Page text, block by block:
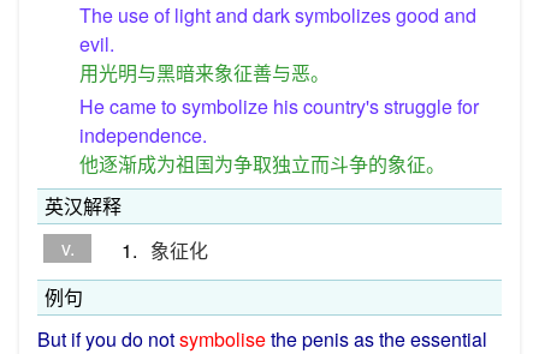
The use of light and dark symbolizes good and
evil.
用光明与黑暗来象征善与恶。
He came to symbolize his country's struggle for
independence.
他逐渐成为祖国为争取独立而斗争的象征。
英汉解释
v.
1. 象征化
例句
But ifyou do notsymbolisethepenisastheessential